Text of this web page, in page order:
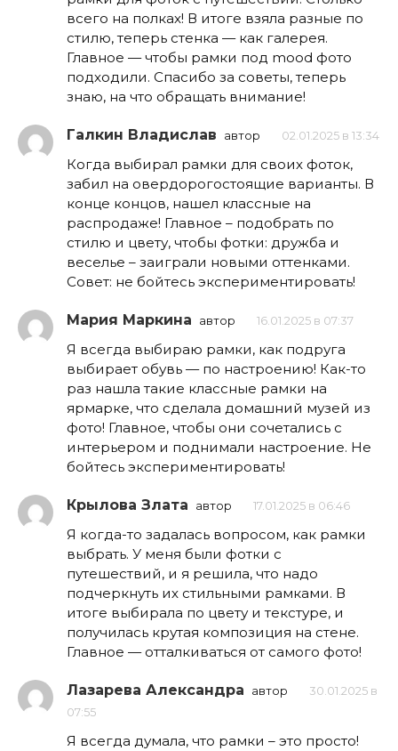
всего на полках! В итоге взяла разные по
стилю, теперь стенка — как галерея.
Главное — чтобы рамки под mood фото
подходили. Спасибо за советы, теперь
знаю, на что обращать внимание!
Галкин Владислав автор 02.01.2025 в 13:34
Когда выбирал рамки для своих фоток,
забил на овердорогостоящие варианты. В
конце концов, нашел классные на
распродаже! Главное – подобрать по
стилю и цвету, чтобы фотки: дружба и
веселье – заиграли новыми оттенками.
Совет: не бойтесь экспериментировать!
Мария Маркина автор 16.01.2025 в 07:37
Я всегда выбираю рамки, как подруга
выбирает обувь — по настроению! Как-то
раз нашла такие классные рамки на
ярмарке, что сделала домашний музей из
фото! Главное, чтобы они сочетались с
интерьером и поднимали настроение. Не
бойтесь экспериментировать!
Крылова Злата автор 17.01.2025 в 06:46
Я когда-то задалась вопросом, как рамки
выбрать. У меня были фотки с
путешествий, и я решила, что надо
подчеркнуть их стильными рамками. В
итоге выбирала по цвету и текстуре, и
получилась крутая композиция на стене.
Главное — отталкиваться от самого фото!
Лазарева Александра автор
30.01.2025 в
07:55
Я всегда думала, что рамки – это просто!